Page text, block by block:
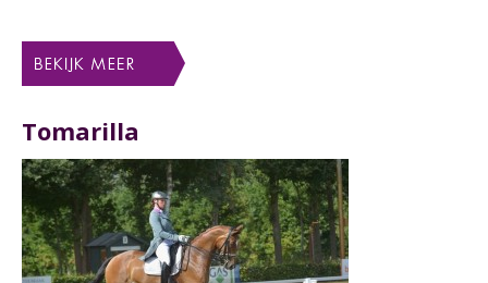
Tomarilla